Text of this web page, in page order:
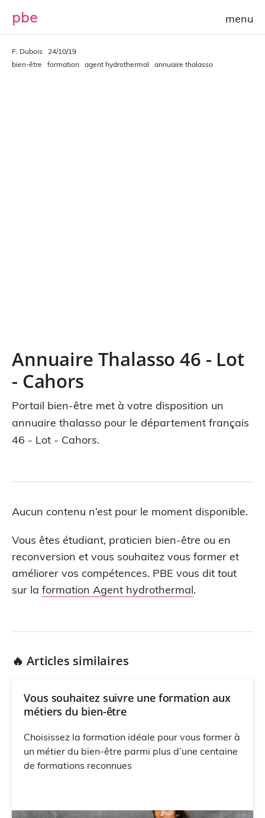
pbe
F. Dubois
24/10/19
bien-être
formation agent hydrothermal annuaire thalasso
Annuaire Thalasso 46 - Lot
- Cahors
Portail bien-être met à votre disposition un
annuaire thalasso pour le département français
46 - Lot - Cahors.
Aucun contenu n’est pour le moment disponible.
Vous êtes étudiant, praticien bien-être ou en
reconversion et vous souhaitez vous former et
améliorer vos compétences. PBE vous dit tout
sur la formation Agent hydrothermal.
🔥 Articles similaires
Vous souhaitez suivre une formation aux
métiers du bien-être
Choisissez la formation idéale pour vous former à
un métier du bien-être parmi plus d’une centaine
de formations reconnues